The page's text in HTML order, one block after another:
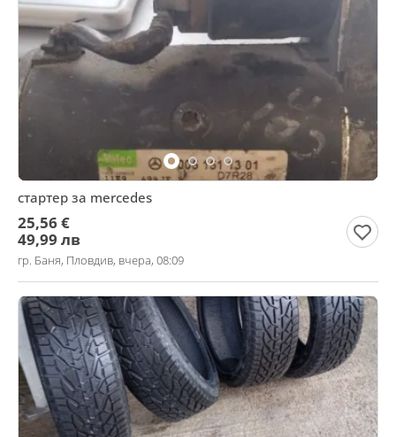
стартер за mercedes
25,56 €
49,99 лв
гр. Баня, Пловдив, вчера, 08:09